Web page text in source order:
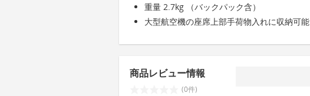
重量 2.7kg （バックパック含）
大型航空機の座席上部手荷物入れに収納可能
商品レビュー情報
(0件)